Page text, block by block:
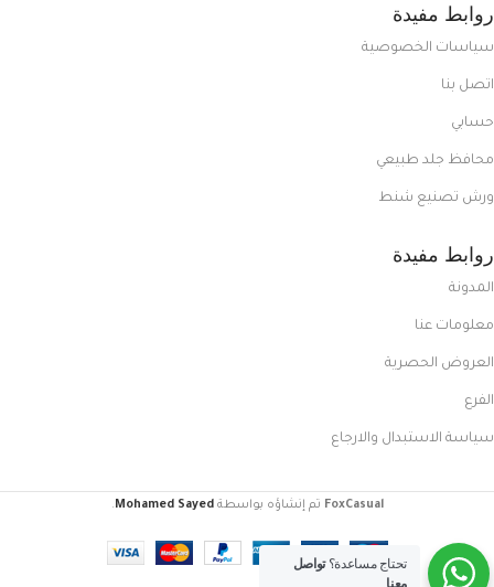
روابط مفيدة
سياسات الخصوصية
اتصل بنا
حسابي
محافظ جلد طبيعي
ورش تصنيع شنط
روابط مفيدة
المدونة
معلومات عنا
العروض الحصرية
الفرع
سياسة الاستبدال والارجاع
FoxCasual تم إنشاؤه بواسطةMohamed Sayed
.
تحتاج مساعدة؟تواصل
معنا